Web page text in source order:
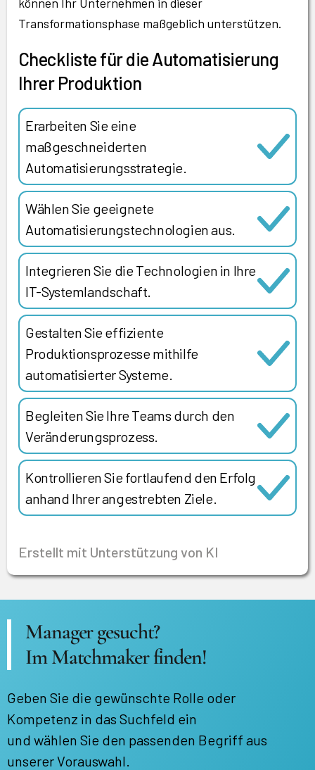
Transformationsphase maßgeblich unterstützen.
Checkliste für die Automatisierung
Ihrer Produktion
Erarbeiten Sie eine
maßgeschneiderten
Automatisierungsstrategie.
Wählen Sie geeignete
Automatisierungstechnologien aus.
Integrieren Sie die Technologien in Ihre
IT-Systemlandschaft.
Gestalten Sie effiziente
Produktionsprozesse mithilfe
automatisierter Systeme.
Begleiten Sie Ihre Teams durch den
Veränderungsprozess.
Kontrollieren Sie fortlaufend den Erfolg
anhand Ihrer angestrebten Ziele.
Erstellt mit Unterstützung von KI
Manager gesucht?
Im Matchmaker finden!
Geben Sie die gewünschte Rolle oder
Kompetenz in das Suchfeld ein
und wählen Sie den passenden Begriff aus
unserer Vorauswahl.